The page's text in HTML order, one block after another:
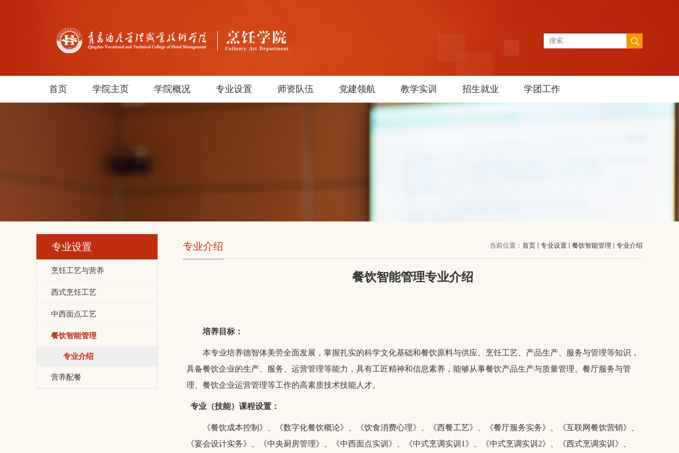
首页 学院主页 学院概况 专业设置 师资队伍 党建领航 教学实训 招生就业 学团工作
专业设置
烹饪工艺与营养
西式烹饪工艺
中西面点工艺
餐饮智能管理
专业介绍
营养配餐
当前位置： 首页 专业设置 餐饮智能管理 专业介绍
专业介绍
餐饮智能管理专业介绍
培养目标：
本专业培养德智体美劳全面发展，掌握扎实的科学文化基础和餐饮原料与供应、烹饪工艺、产品生产、服务与管理等知识，
具备餐饮企业的生产、服务、运营管理等能力，具有工匠精神和信息素养，能够从事餐饮产品生产与质量管理、餐厅服务与管
理、餐饮企业运营管理等工作的高素质技术技能人才。
专业（技能）课程设置：
《餐饮成本控制》 《数字化餐饮概论》 《饮食消费心理》 《西餐工艺》 《餐厅服务实务》 《互联网餐饮营销》
《宴会设计实务》
《中央厨房管理》 《中西面点实训》 《中式烹调实训 1 》 《中式烹调实训 2》 《西式烹调实训》